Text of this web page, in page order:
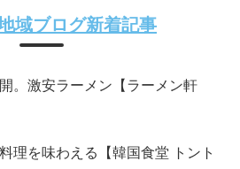
域ブログ新着記事
。激安ラーメン【ラーメン軒
理を味わえる【韓国食堂 トント